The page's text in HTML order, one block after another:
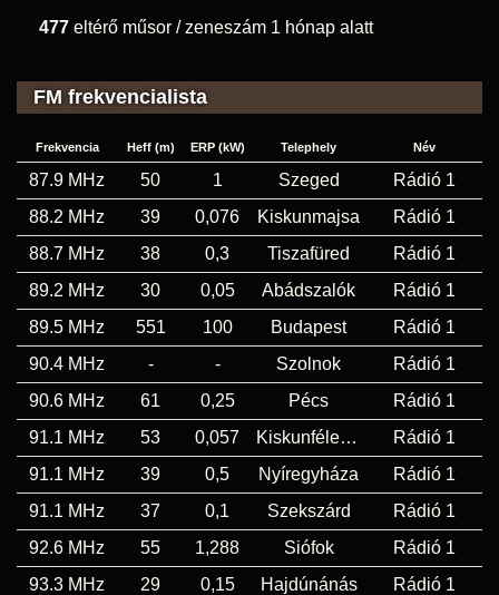
477 eltérő műsor / zeneszám 1 hónap alatt
FM frekvencialista
Frekvencia Heff (m) ERP (kW) Telephely Név
87.9 MHz 50 1 Szeged
Rádió 1
88.2 MHz
39 0,076 Kiskunmajsa
Rádió 1
88.7 MHz
38 0,3 Tiszafüred
Rádió 1
89.2 MHz
30 0,05 Abádszalók
Rádió 1
89.5 MHz
551 100 Budapest
Rádió 1
90.4 MHz
- - Szolnok
Rádió 1
90.6 MHz
61 0,25 Pécs
Rádió 1
91.1 MHz
53 0,057 Kiskunfélegyháza
Rádió 1
91.1 MHz
39 0,5 Nyíregyháza
Rádió 1
91.1 MHz
37 0,1 Szekszárd
Rádió 1
92.6 MHz
55 1,288 Siófok
Rádió 1
93.3 MHz
29 0,15 Hajdúnánás
Rádió 1